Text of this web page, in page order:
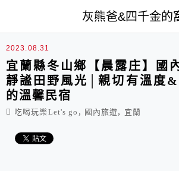
灰熊爸&四千金的
2023.08.31
宜蘭縣冬山鄉【晨露庄】國
靜謐田野風光│親切有溫度
的溫馨民宿
吃喝玩樂Let's go , 國內旅遊, 宜蘭